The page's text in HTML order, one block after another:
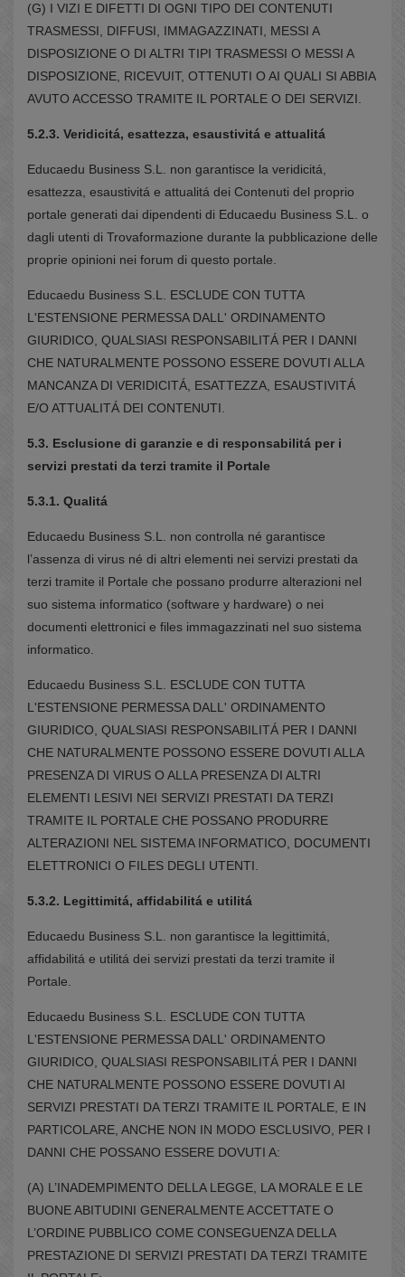
(G) I VIZI E DIFETTI DI OGNI TIPO DEI CONTENUTI
TRASMESSI, DIFFUSI, IMMAGAZZINATI, MESSI A
DISPOSIZIONE O DI ALTRI TIPI TRASMESSI O MESSI A
DISPOSIZIONE, RICEVUIT, OTTENUTI O AI QUALI SI ABBIA
AVUTO ACCESSO TRAMITE IL PORTALE O DEI SERVIZI.
5.2.3. Veridicitá, esattezza, esaustivitá e attualitá
Educaedu Business S.L. non garantisce la veridicitá,
esattezza, esaustivitá e attualitá dei Contenuti del proprio
portale generati dai dipendenti di Educaedu Business S.L. o
dagli utenti di Trovaformazione durante la pubblicazione delle
proprie opinioni nei forum di questo portale.
Educaedu Business S.L. ESCLUDE CON TUTTA
L'ESTENSIONE PERMESSA DALL' ORDINAMENTO
GIURIDICO, QUALSIASI RESPONSABILITÁ PER I DANNI
CHE NATURALMENTE POSSONO ESSERE DOVUTI ALLA
MANCANZA DI VERIDICITÁ, ESATTEZZA, ESAUSTIVITÁ
E/O ATTUALITÁ DEI CONTENUTI.
5.3. Esclusione di garanzie e di responsabilitá per i
servizi prestati da terzi tramite il Portale
5.3.1. Qualitá
Educaedu Business S.L. non controlla né garantisce
l’assenza di virus né di altri elementi nei servizi prestati da
terzi tramite il Portale che possano produrre alterazioni nel
suo sistema informatico (software y hardware) o nei
documenti elettronici e files immagazzinati nel suo sistema
informatico.
Educaedu Business S.L. ESCLUDE CON TUTTA
L'ESTENSIONE PERMESSA DALL' ORDINAMENTO
GIURIDICO, QUALSIASI RESPONSABILITÁ PER I DANNI
CHE NATURALMENTE POSSONO ESSERE DOVUTI ALLA
PRESENZA DI VIRUS O ALLA PRESENZA DI ALTRI
ELEMENTI LESIVI NEI SERVIZI PRESTATI DA TERZI
TRAMITE IL PORTALE CHE POSSANO PRODURRE
ALTERAZIONI NEL SISTEMA INFORMATICO, DOCUMENTI
ELETTRONICI O FILES DEGLI UTENTI.
5.3.2. Legittimitá, affidabilitá e utilitá
Educaedu Business S.L. non garantisce la legittimitá,
affidabilitá e utilitá dei servizi prestati da terzi tramite il
Portale.
Educaedu Business S.L. ESCLUDE CON TUTTA
L'ESTENSIONE PERMESSA DALL' ORDINAMENTO
GIURIDICO, QUALSIASI RESPONSABILITÁ PER I DANNI
CHE NATURALMENTE POSSONO ESSERE DOVUTI AI
SERVIZI PRESTATI DA TERZI TRAMITE IL PORTALE, E IN
PARTICOLARE, ANCHE NON IN MODO ESCLUSIVO, PER I
DANNI CHE POSSANO ESSERE DOVUTI A:
(A) L’INADEMPIMENTO DELLA LEGGE, LA MORALE E LE
BUONE ABITUDINI GENERALMENTE ACCETTATE O
L’ORDINE PUBBLICO COME CONSEGUENZA DELLA
PRESTAZIONE DI SERVIZI PRESTATI DA TERZI TRAMITE